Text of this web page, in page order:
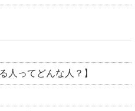
人ってどんな人？】